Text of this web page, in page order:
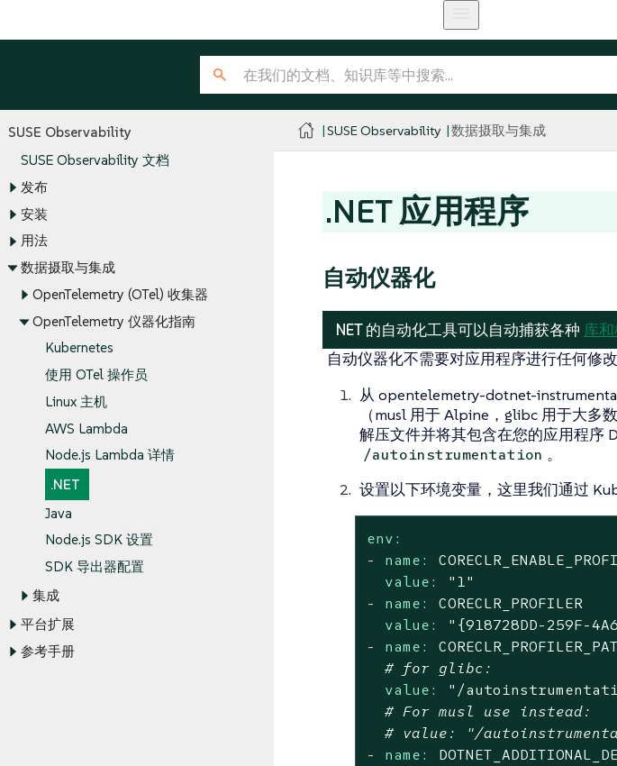
SUSE Observability
SUSE Observability 文档
发布
安装
用法
数据摄取与集成
OpenTelemetry (OTel) 收集器
OpenTelemetry 仪器化指南
Kubernetes
使用 OTel 操作员
Linux 主机
AWS Lambda
Node.js Lambda 详情
.NET
Java
Node.js SDK 设置
SDK 导出器配置
集成
平台扩展
参考手册
SUSE Observability 数据摄取与集成
.NET 应用程序
自动仪器化
NET 的自动化工具可以自动捕获各种 库
自动仪器化不需要对应用程序进行任何修
从 opentelemetry-dotnet-
（musl 用于 Alpine，glibc 用于大多
解压文件并将其包含在您的应用程序
/autoinstrumentation 。
设置以下环境变量，这里我们通过
env:
-
name:
value:
"1"
-
name:
CORECLR_PROFILER
value:
"{918728DD-259F-
-
name:
# for glibc:
value:
"/
# For musl use instead:
# value: "/
-
name: